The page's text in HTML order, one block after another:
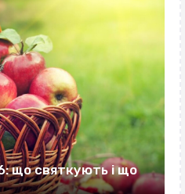
що святкують і що